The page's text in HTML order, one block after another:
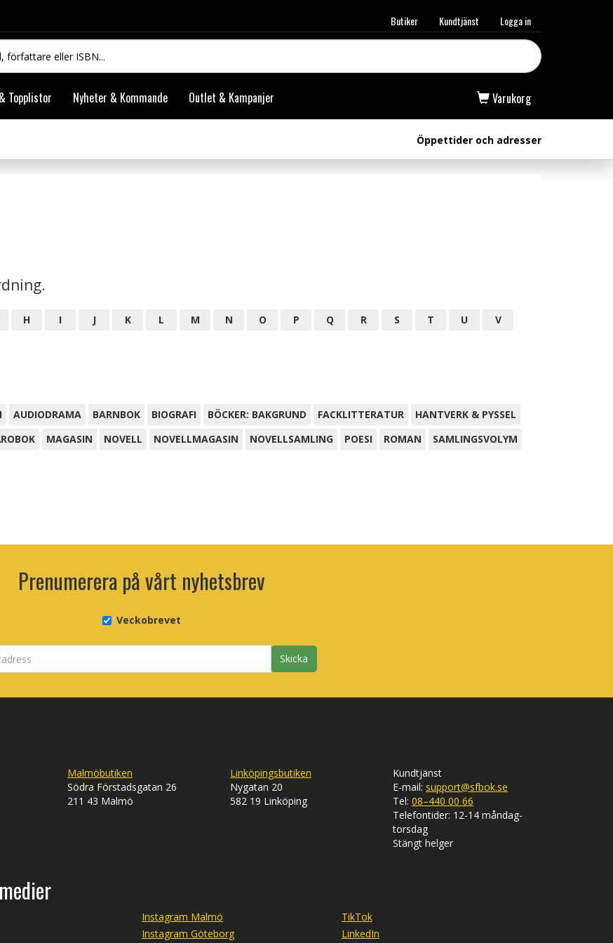
Butiker Kundtjänst Logga in
Topplistor Nyheter & Kommande Outlet & Kampanjer Varukorg
Öppettider och adresser
H I J K L M N O P Q R S T U
V
AUDIODRAMA BARNBOK BIOGRAFI BÖCKER: BAKGRUND FACKLITTERATUR
HANTVERK & PYSSEL
MAGASIN NOVELL NOVELLMAGASIN NOVELLSAMLING POESI ROMAN
SAMLINGSVOLYM
Prenumerera på vårt nyhetsbrev
Veckobrevet
Skicka
Malmöbutiken
Södra Förstadsgatan 26
211 43 Malmö
Linköpingsbutiken
Nygatan 20
582 19 Linköping
Kundtjänst
E-mail: support@sfbok.se
Tel: 08–440 00 66
Telefontider: 12-14 måndag-
torsdag
Stängt helger
Instagram Malmö
Instagram Göteborg
TikTok
LinkedIn